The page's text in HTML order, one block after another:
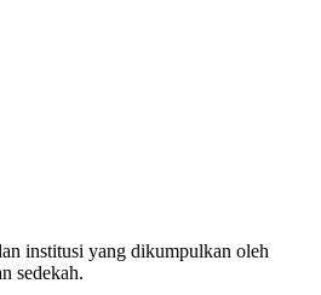
institusi yang dikumpulkan oleh
sedekah.